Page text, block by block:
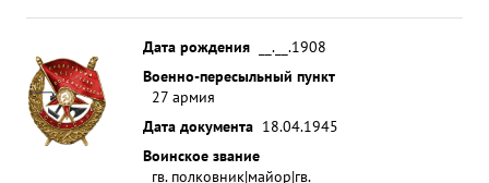
Дата рождения
__.__.1908
Военно-пересыльный пункт
27 армия
Дата документа 18.04.1945
Воинское звание
гв. полковник|майор|гв.